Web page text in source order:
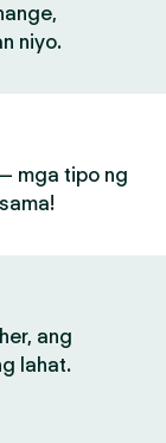
niyo.
mga tipo ng
ang
lahat.